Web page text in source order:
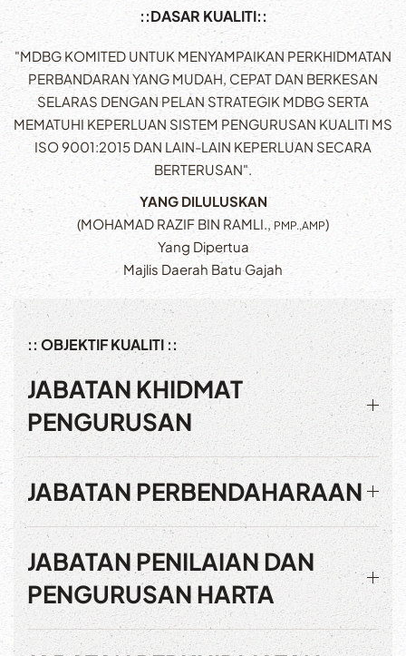
::DASAR KUALITI::
"MDBG KOMITED UNTUK MENYAMPAIKAN PERKHIDMATAN
PERBANDARAN YANG MUDAH, CEPAT DAN BERKESAN
SELARAS DENGAN PELAN STRATEGIK MDBG SERTA
MEMATUHI KEPERLUAN SISTEM PENGURUSAN KUALITI MS
ISO 9001:2015 DAN LAIN-LAIN KEPERLUAN SECARA
BERTERUSAN".
YANG DILULUSKAN
(MOHAMAD RAZIF BIN RAMLI., PMP.,AMP)
Yang Dipertua
Majlis Daerah Batu Gajah
:: OBJEKTIF KUALITI ::
JABATAN KHIDMAT
PENGURUSAN
JABATAN PERBENDAHARAAN
JABATAN PENILAIAN DAN
PENGURUSAN HARTA